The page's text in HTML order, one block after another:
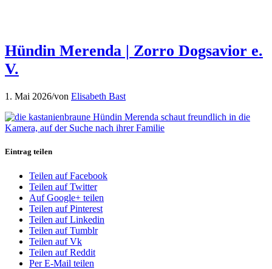
Hündin Merenda | Zorro Dogsavior e.
V.
1. Mai 2026/von Elisabeth Bast
Eintrag teilen
Teilen auf Facebook
Teilen auf Twitter
Auf Google+ teilen
Teilen auf Pinterest
Teilen auf Linkedin
Teilen auf Tumblr
Teilen auf Vk
Teilen auf Reddit
Per E-Mail teilen